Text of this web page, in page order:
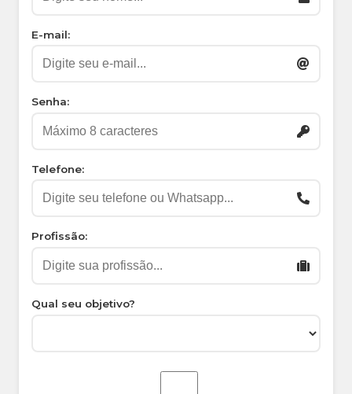
E-mail:
Senha:
Telefone:
Profissão:
Qual seu objetivo?